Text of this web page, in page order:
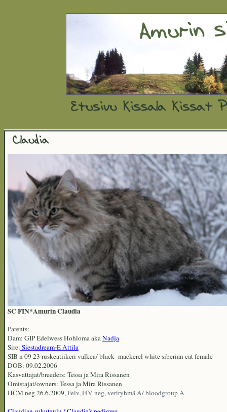
SC FIN*Amurin Claudia
Parents:
Dam: GIP Edelwess Hohloma akaNadja
Sire: Siestadream-E Attila
SIB n 09 23 ruskeatiikeri valkea/ black mackerel white siberian cat female
DOB: 09.02.2006
Kasvattajat/breeders: Tessa ja Mira Rissanen
Omistajat/owners: Tessa ja Mira Rissanen
HCM neg 26.6.2009,Felv, FIV neg, veriryhmä A/ bloodgroup A